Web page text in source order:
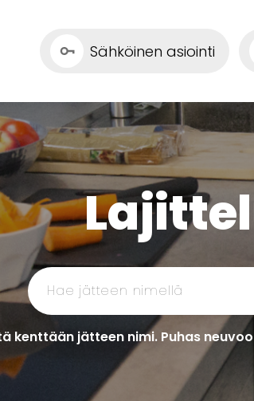
Sähköinen asiointi
kenttään jätteen nimi. Puhas